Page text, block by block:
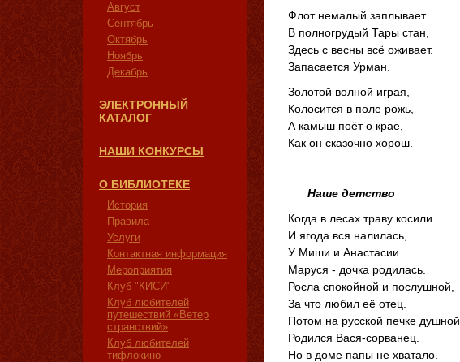
Август
Сентябрь
Октябрь
Ноябрь
Декабрь
ЭЛЕКТРОННЫЙ
КАТАЛОГ
НАШИ КОНКУРСЫ
О БИБЛИОТЕКЕ
История
Правила
Услуги
Контактная информация
Мероприятия
Клуб "КИСИ"
Клуб любителей
путешествий «Ветер
странствий»
Клуб любителей
тифлокино
Флот немалый заплывает
В полногрудый Тары стан,
Здесь с весны всё оживает.
Запасается Урман.
Золотой волной играя,
Колосится в поле рожь,
А камыш поёт о крае,
Как он сказочно хорош.
Наше детство
Когда в лесах траву косили
И ягода вся налилась,
У Миши и Анастасии
Маруся - дочка родилась.
Росла спокойной и послушной,
За что любил её отец.
Потом на русской печке душной
Родился Вася-сорванец.
Но в доме папы не хватало.